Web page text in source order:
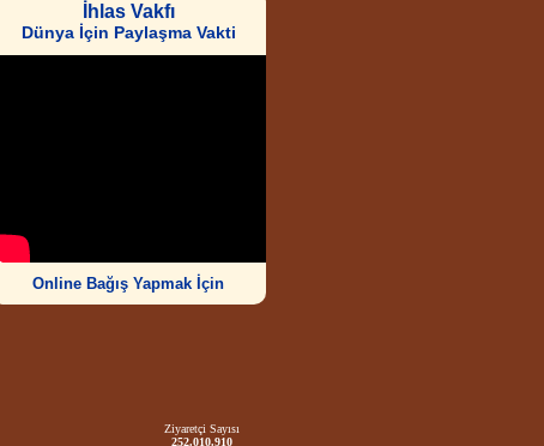
İhlas Vakfı
Dünya İçin Paylaşma Vakti
Online Bağış Yapmak İçin
Ziyaretçi Sayısı
252.010.910